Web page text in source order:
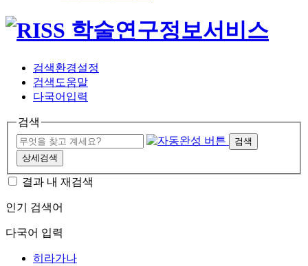
검색환경설정
검색도움말
다국어입력
검색
검색
상세검색
결과 내 재검색
인기 검색어
다국어 입력
히라가나